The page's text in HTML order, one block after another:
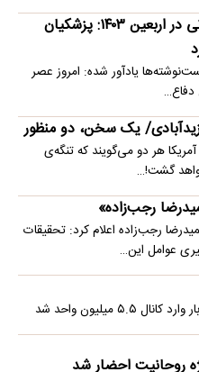
دست‌نوشته شهید علی لاریجانی در اربعین ۱۴۰۳: پزشکیان
یادآور شده: امروز عصر
دفاع…
زیدآبادی/ یک سخن، دو منظور
هر دو می‌گویند که تنگه‌ی
گشت!…
رجب‌زاده»
رجب‌زاده اعلام کرد: تحقیقات
عوامل این…
واحد شد
روحانیت احضار شد